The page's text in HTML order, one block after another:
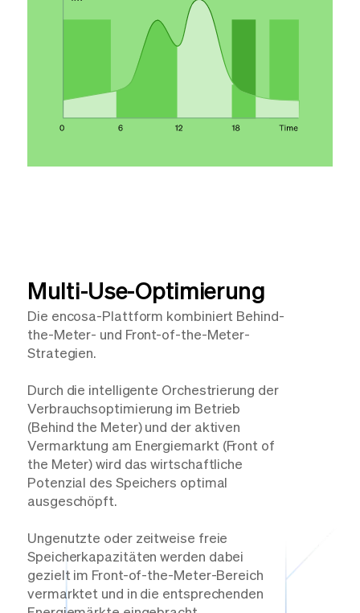
Multi-Use-Optimierung
Die encosa-Plattform kombiniert Behind-
the-Meter- und Front-of-the-Meter-
Strategien.
Durch die intelligente Orchestrierung der
Verbrauchsoptimierung im Betrieb
(Behind the Meter) und der aktiven
Vermarktung am Energiemarkt (Front of
the Meter) wird das wirtschaftliche
Potenzial des Speichers optimal
ausgeschöpft.
Ungenutzte oder zeitweise freie
Speicherkapazitäten werden dabei
gezielt im Front-of-the-Meter-Bereich
vermarktet und in die entsprechenden